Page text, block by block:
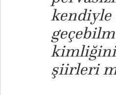
kendiyle
şiirleri